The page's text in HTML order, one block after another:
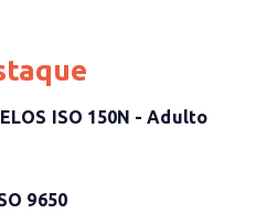
ISO 150N - Adulto
9650